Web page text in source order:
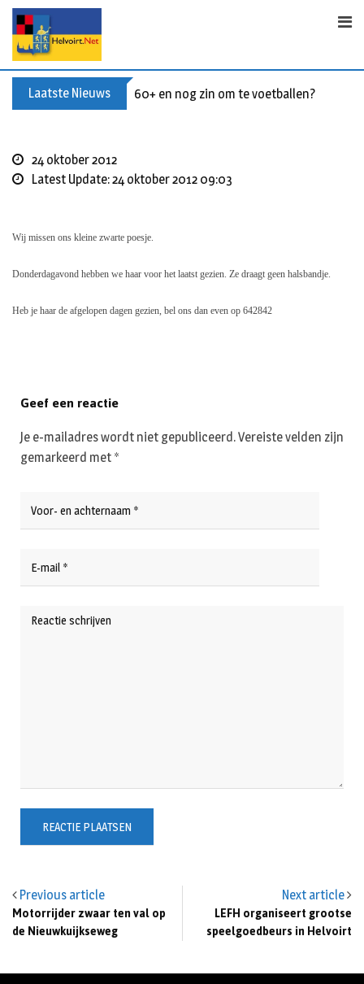
p
Laatste Nieuws 60+ en nog zin om te voetballen? Kom
24 oktober 2012
Latest Update: 24 oktober 2012 09:03
Wij missen ons kleine zwarte poesje.
Donderdagavond hebben we haar voor het laatst gezien. Ze draagt geen halsbandje.
Heb je haar de afgelopen dagen gezien, bel ons dan even op 642842
Previous article
Motorrijder zwaar ten val op
de Nieuwkuijkseweg
Next article
LEFH organiseert grootse
speelgoedbeurs in Helvoirt
Geef een reactie
Je e-mailadres wordt niet gepubliceerd.Vereiste velden zijn
gemarkeerd met *